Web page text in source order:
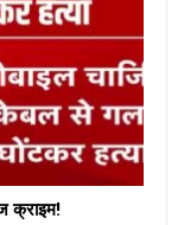
क्राइम!